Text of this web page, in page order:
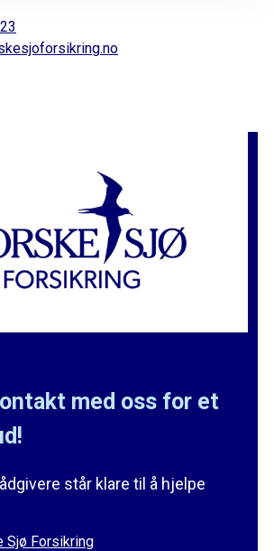
med oss for et
står klare til å hjelpe
Sjø Forsikring